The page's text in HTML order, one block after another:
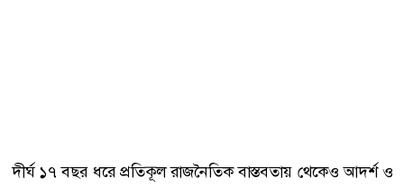
দীর্ঘ ১৭ বছর ধরে প্রতিকূল রাজনৈতিক বাস্তবতায় থেকেও আদর্শ ও